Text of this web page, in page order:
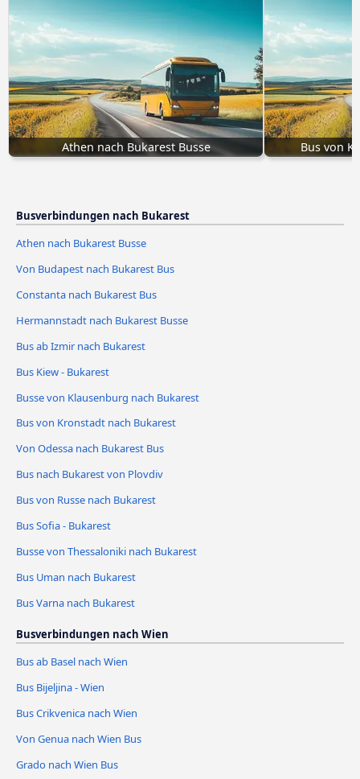
Athen nach Bukarest Busse Bus von
Busverbindungen nach Bukarest
Athen nach Bukarest Busse
Von Budapest nach Bukarest Bus
Constanta nach Bukarest Bus
Hermannstadt nach Bukarest Busse
Bus ab Izmir nach Bukarest
Bus Kiew - Bukarest
Busse von Klausenburg nach Bukarest
Bus von Kronstadt nach Bukarest
Von Odessa nach Bukarest Bus
Bus nach Bukarest von Plovdiv
Bus von Russe nach Bukarest
Bus Sofia - Bukarest
Busse von Thessaloniki nach Bukarest
Bus Uman nach Bukarest
Bus Varna nach Bukarest
Busverbindungen nach Wien
Bus ab Basel nach Wien
Bus Bijeljina - Wien
Bus Crikvenica nach Wien
Von Genua nach Wien Bus
Grado nach Wien Bus